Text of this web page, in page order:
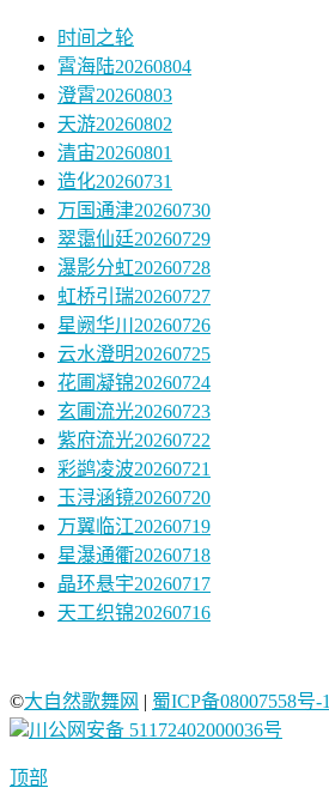
时间之轮
霄海陆20260804
澄霄20260803
天游20260802
清宙20260801
造化20260731
万国通津20260730
翠霭仙廷20260729
瀑影分虹20260728
虹桥引瑞20260727
星阙华川20260726
云水澄明20260725
花圃凝锦20260724
玄圃流光20260723
紫府流光20260722
彩鹢凌波20260721
玉浔涵镜20260720
万翼临江20260719
星瀑通衢20260718
晶环悬宇20260717
天工织锦20260716
©大自然歌舞网 | 蜀ICP备08007558号-1
川公网安备 51172402000036号
顶部